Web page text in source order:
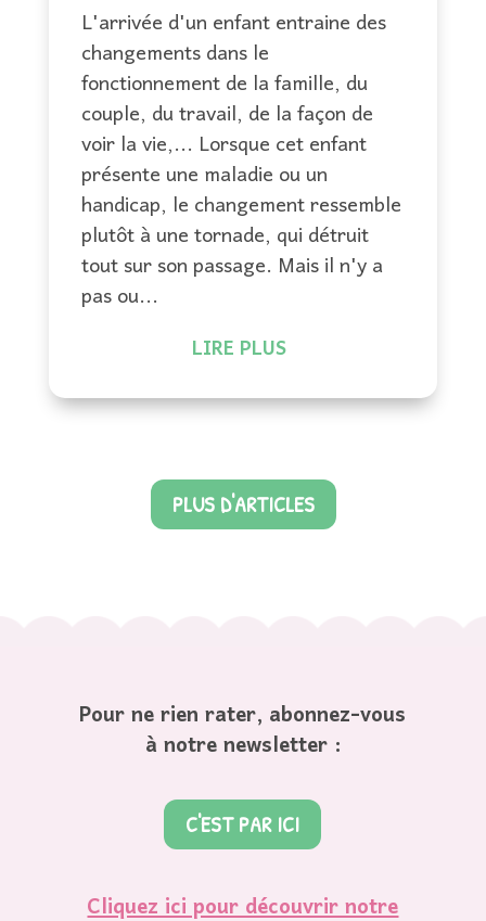
L'arrivée d'un enfant entraine des
changements dans le
fonctionnement de la famille, du
couple, du travail, de la façon de
voir la vie,... Lorsque cet enfant
présente une maladie ou un
handicap, le changement ressemble
plutôt à une tornade, qui détruit
tout sur son passage. Mais il n'y a
pas ou...
LIRE PLUS
PLUS D'ARTICLES
Pour ne rien rater, abonnez-vous
à notre newsletter :
C'EST PAR ICI
Cliquez ici pour découvrir notre